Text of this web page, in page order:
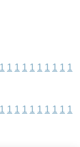
1 1 1 1 1 1 1 1 1 1
1 1 1 1 1 1 1 1 1 1